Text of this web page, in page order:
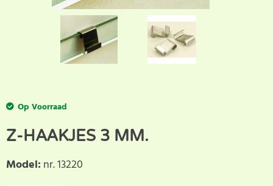
Op Voorraad
Z-HAAKJES 3 MM.
Model: nr. 13220